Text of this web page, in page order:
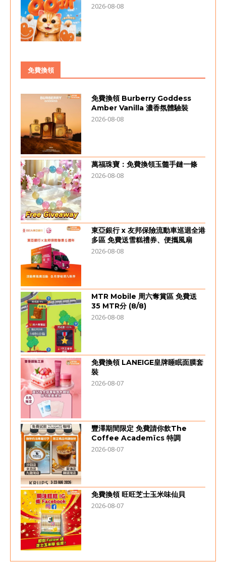
2026-08-08
免費換領
免費換領 Burberry Goddess
Amber Vanilla 濃香氛體驗裝
2026-08-08
萬福珠寶：免費換領玉髓手鏈一條
2026-08-08
東亞銀行 x 友邦保險流動車巡迴全港
多區 免費送雪糕禮券、便攜風扇
2026-08-08
MTR Mobile 周六奪賞區 免費送
35 MTR分 (8/8)
2026-08-08
免費換領 LANEIGE皇牌睡眠面膜套
裝
2026-08-07
豐澤期間限定 免費請你飲The
Coffee Academïcs 特調
2026-08-07
免費換領 旺旺芝士玉米味仙貝
2026-08-07